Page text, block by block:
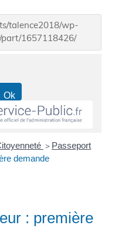
talence2018/wp-
part/1657118426/
> Passeport
demande
: première